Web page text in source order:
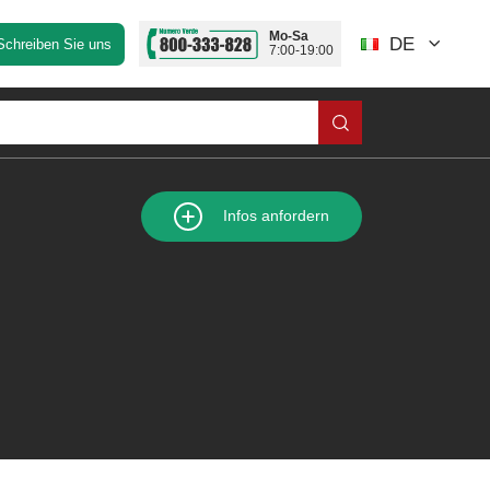
Sie uns
Mo-Sa
7:00-19:00
DE
Infos anfordern